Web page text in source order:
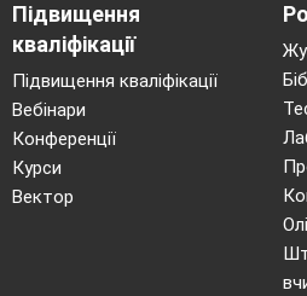
Підвищення
кваліфікації
Підвищення кваліфікації
Вебінари
Конференції
Курси
Вектор